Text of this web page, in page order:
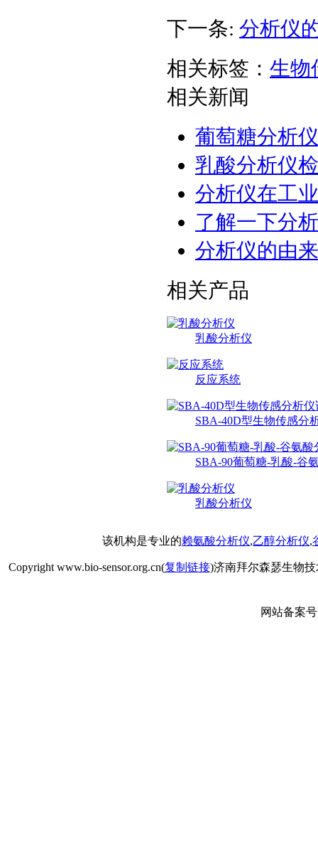
下一条: 分析仪
相关标签： 生物
相关新闻
葡萄糖分析
乳酸分析仪
分析仪在工
了解一下分
分析仪的由
相关产品
乳酸分析仪
反应系统
SBA-40D型生物传感分
SBA-90葡萄糖-乳酸-谷
乳酸分析仪
该机构是专业的赖氨酸分析仪,乙醇分析仪,
Copyright www.bio-sensor.org.cn(复制链接)济南拜尔森瑟生物
网站备案